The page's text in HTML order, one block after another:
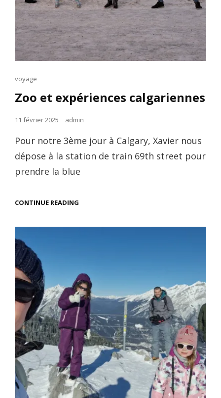
Cat
voyage
Zoo et expériences calgariennes
Posted
11 février 2025 admin
Pour notre 3ème jour à Calgary, Xavier nous
dépose à la station de train 69th street pour
prendre la blue
CONTINUE READING
CALGARIENNES